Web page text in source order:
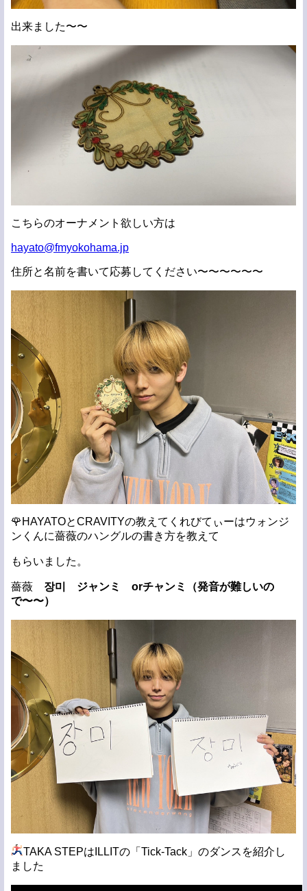
出来ました〜〜
こちらのオーナメント欲しい方は
hayato@fmyokohama.jp
住所と名前を書いて応募してください〜〜〜〜〜〜
🌹HAYATOとCRAVITYの教えてくれびてぃーはウォンジ
ンくんに薔薇のハングルの書き方を教えて
もらいました。
薔薇 장미 ジャンミ orチャンミ（発音が難しいの
で〜〜）
TAKA STEPはILLITの「Tick-Tack」のダンスを紹介し
ました